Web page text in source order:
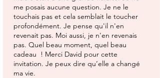
me posais aucune question. Je ne le
touchais pas et cela semblait le toucher
profondément. Je pense qu'il n'en
revenait pas. Moi aussi, je n'en revenais
pas. Quel beau moment, quel beau
cadeau ! Merci David pour cette
invitation. Je peux dire qu’elle a changé
ma vie.